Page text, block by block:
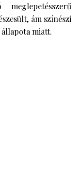
ám színészi
miatt.